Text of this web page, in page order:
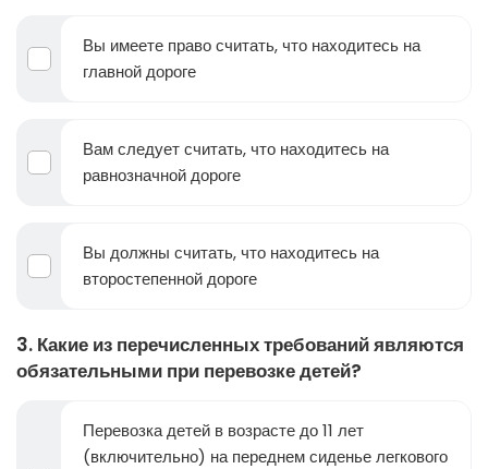
Вы имеете право считать, что находитесь на
главной дороге
Вам следует считать, что находитесь на
равнозначной дороге
Вы должны считать, что находитесь на
второстепенной дороге
3. Какие из перечисленных требований являются
обязательными при перевозке детей?
Перевозка детей в возрасте до 11 лет
(включительно) на переднем сиденье легкового